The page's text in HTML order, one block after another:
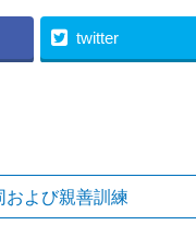
twitter
および親善訓練